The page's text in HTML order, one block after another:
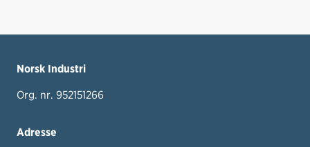
Norsk Industri
Org. nr. 952151266
Adresse